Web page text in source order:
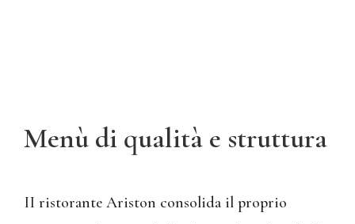
Menù di qualità e struttura
II ristorante Ariston consolida il proprio